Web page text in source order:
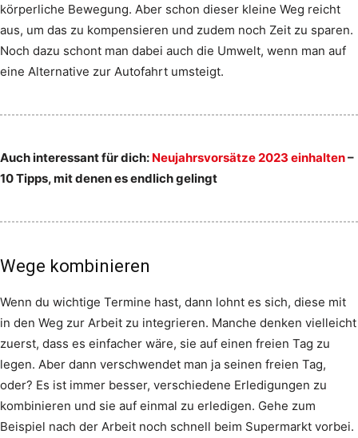
körperliche Bewegung. Aber schon dieser kleine Weg reicht
aus, um das zu kompensieren und zudem noch Zeit zu sparen.
Noch dazu schont man dabei auch die Umwelt, wenn man auf
eine Alternative zur Autofahrt umsteigt.
Auch interessant für dich: Neujahrsvorsätze 2023 einhalten–
10 Tipps, mit denen es endlich gelingt
Wege kombinieren
Wenn du wichtige Termine hast, dann lohnt es sich, diese mit
in den Weg zur Arbeit zu integrieren. Manche denken vielleicht
zuerst, dass es einfacher wäre, sie auf einen freien Tag zu
legen. Aber dann verschwendet man ja seinen freien Tag,
oder? Es ist immer besser, verschiedene Erledigungen zu
kombinieren und sie auf einmal zu erledigen. Gehe zum
Beispiel nach der Arbeit noch schnell beim Supermarkt vorbei.